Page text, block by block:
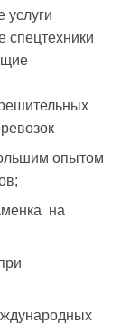
услуги
спецтехники
опытом
на